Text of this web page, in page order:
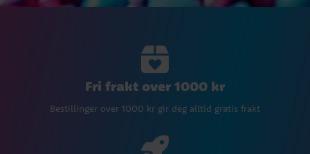
Fri frakt over 1000 kr
Bestillinger over 1000 kr gir deg alltid gratis frakt